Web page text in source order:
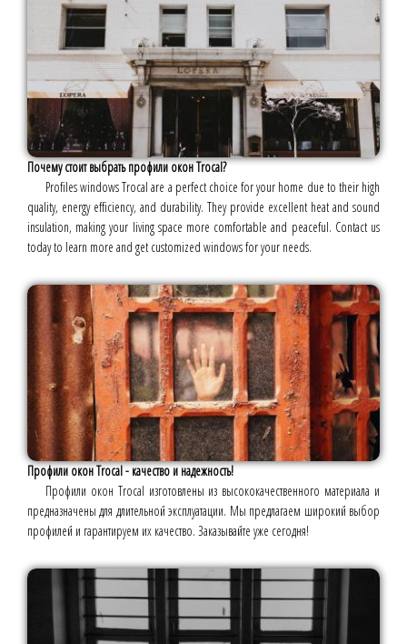
Почему стоит выбрать профили окон Trocal?
Profilеs windows Trocal are a perfect choice for your home due to their high
quality, energy efficiency, and durability. They provide excellent heat and sound
insulation, making your living space more comfortable and peaceful. Contact us
today to learn more and get customized windows for your needs.
Профили окон Trocal - качество и надежность!
Профили окон Trocal изготовлены из высококачественного материала и
предназначены для длительной эксплуатации. Мы предлагаем широкий выбор
профилей и гарантируем их качество. Заказывайте уже сегодня!